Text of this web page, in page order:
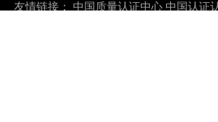
友情链接：
中国质量认证中心 中国认证